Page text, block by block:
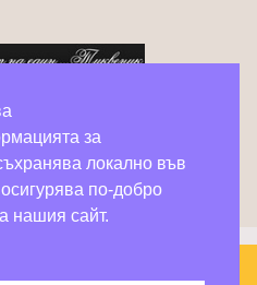
бездомни животни
произведения, публикувани в
за
локално във
по-добро
нашия сайт.